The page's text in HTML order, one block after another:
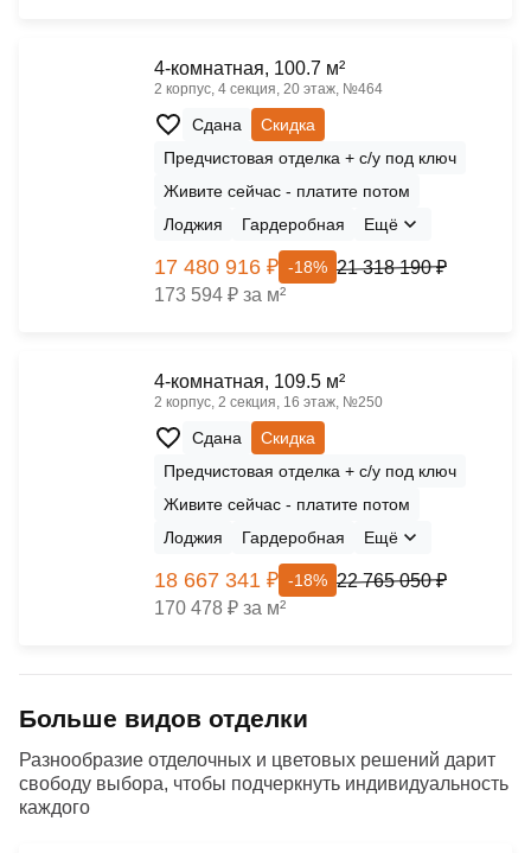
4-комнатная, 100.7 м²
2 корпус, 4 секция, 20 этаж, №464
Сдана
Скидка
Предчистовая отделка + с/у под ключ
Живите сейчас - платите потом
Лоджия
Гардеробная Ещё
17 480 916 ₽ -18% 21 318 190 ₽
173 594 ₽ за м²
4-комнатная, 109.5 м²
2 корпус, 2 секция, 16 этаж, №250
Сдана
Скидка
Предчистовая отделка + с/у под ключ
Живите сейчас - платите потом
Лоджия
Гардеробная Ещё
18 667 341 ₽ -18% 22 765 050 ₽
170 478 ₽ за м²
Больше видов отделки
Разнообразие отделочных и цветовых решений дарит
свободу выбора, чтобы подчеркнуть индивидуальность
каждого